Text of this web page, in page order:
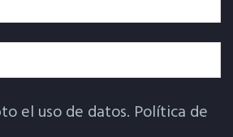
el uso de datos. Política de